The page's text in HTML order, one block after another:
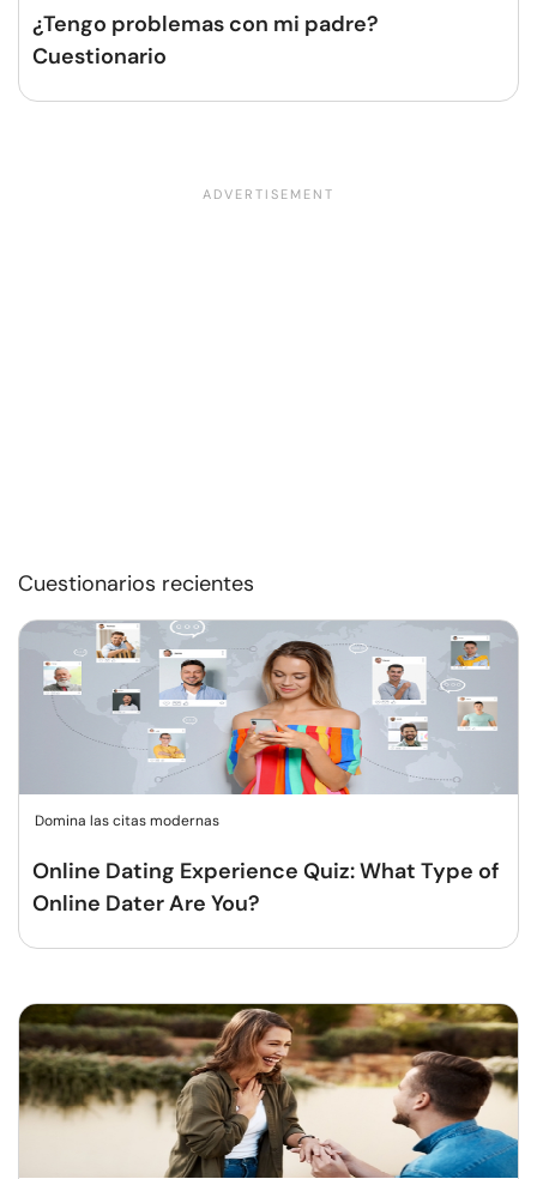
¿Tengo problemas con mi padre?
Cuestionario
Cuestionarios recientes
Domina las citas modernas
Online Dating Experience Quiz: What Type of
Online Dater Are You?